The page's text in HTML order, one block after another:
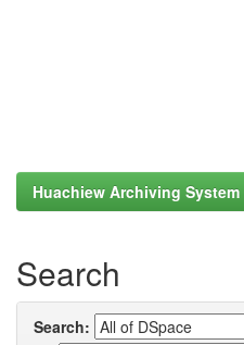
Huachiew Archiving System
Search
Search: